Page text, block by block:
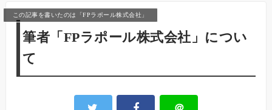
この記事を書いたのは「FPラポール株式会社」
筆者「FPラポール株式会社」につい
て